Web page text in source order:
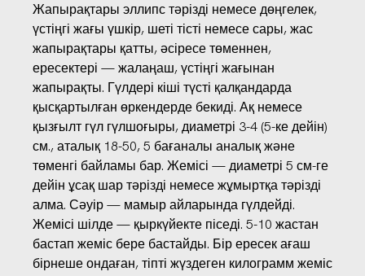
Жапырақтары эллипс тәрізді немесе дөңгелек,
үстіңгі жағы үшкір, шеті тісті немесе сары, жас
жапырақтары қатты, әсіресе төменнен,
ересектері — жалаңаш, үстіңгі жағынан
жапырақты. Гүлдері кіші түсті қалқандарда
қысқартылған өркендерде бекиді. Ақ немесе
қызғылт гүл гүлшоғыры, диаметрі 3-4 (5-ке дейін)
см., аталық 18-50, 5 бағаналы аналық және
төменгі байламы бар. Жемісі — диаметрі 5 см-ге
дейін ұсақ шар тәрізді немесе жұмыртқа тәрізді
алма. Сәуір — мамыр айларында гүлдейді.
Жемісі шілде — қыркүйекте піседі. 5-10 жастан
бастап жеміс бере бастайды. Бір ересек ағаш
бірнеше ондаған, тіпті жүздеген килограмм жеміс